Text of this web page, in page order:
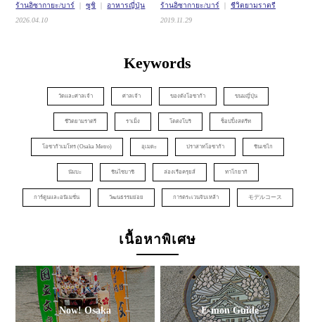
ร้านอิซากายะ/บาร์ ซูชิ
อาหารญี่ปุ่น
2026.04.10
ร้านอิซากายะ/บาร์
ชีวิตยามราตรี
2019.11.29
Keywords
วัดและศาลเจ้า ศาลเจ้า ของดังโอซาก้า ขนมญี่ปุ่น
ชีวิตยามราตรี ราเม็ง โดตงโบริ ช็อปปิ้งสตรีท
โอซาก้าเมโทร (Osaka Metro) อุเมดะ ปราสาทโอซาก้า ชินเซไก
นัมบะ ชินไซบาชิ ล่องเรือครุยส์ ทาโกยากิ
การ์ตูนและอนิเมชั่น วัฒนธรรมย่อย การตระเวนจิบเหล้า モデルコース
เนื้อหาพิเศษ
Now! Osaka E-mon Guide